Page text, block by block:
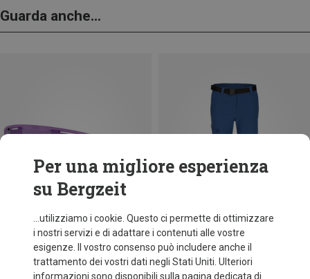
Guarda anche...
+11
fino a 34%
Per una migliore esperienza
su Bergzeit
...utilizziamo i cookie. Questo ci permette di ottimizzare
i nostri servizi e di adattare i contenuti alle vostre
esigenze. Il vostro consenso può includere anche il
trattamento dei vostri dati negli Stati Uniti. Ulteriori
informazioni sono disponibili sulla pagina dedicata di